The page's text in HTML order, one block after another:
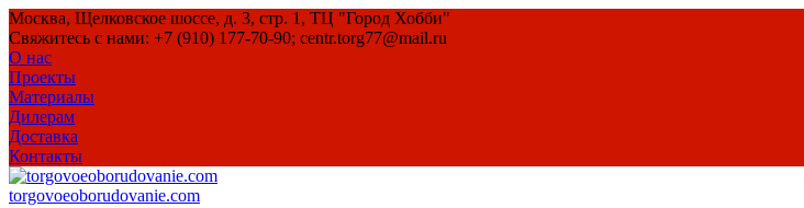
Москва, Щелковское шоссе, д. 3, стр. 1, ТЦ "Город Хобби"
Свяжитесь с нами: +7 (910) 177-70-90; centr.torg77@mail.ru
О нас
Проекты
Материалы
Дилерам
Доставка
Контакты
torgovoeoborudovanie.com